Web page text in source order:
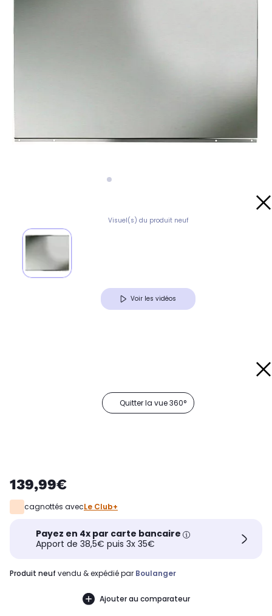
Visuel(s) du produit neuf
Voir les vidéos
Quitter la vue 360°
139,99€
cagnottés avecLe Club+
Payez en 4x par carte bancaire
Apport de 38,5€ puis 3x 35€
produit neuf vendu & expédié par Boulanger
Ajouter au comparateur